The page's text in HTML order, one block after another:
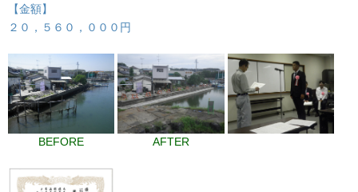
【金額】
２０，５６０，０００円
BEFORE AFTER